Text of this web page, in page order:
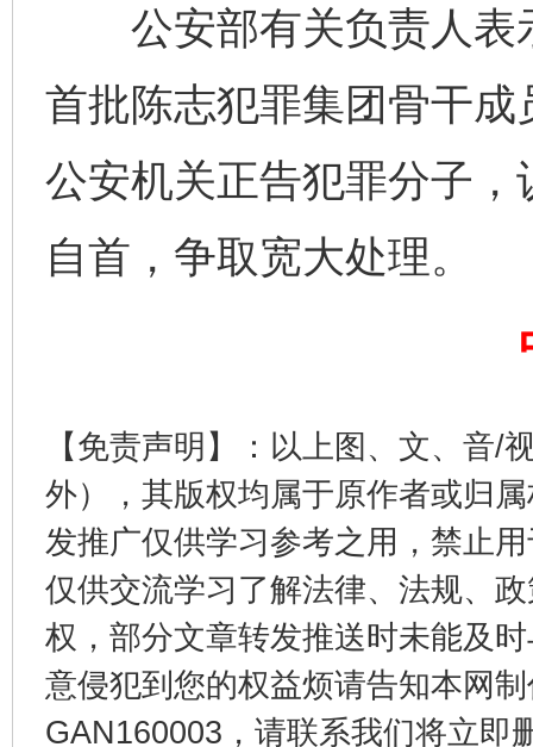
公安部有关负责人表
首批陈志犯罪集团骨干
公安机关正告犯罪分子
自首，争取宽大处理。
【免责声明】：以上图、文、音/
外），其版权均属于原作者或归
发推广仅供学习参考之用，禁止
仅供交流学习了解法律、法规、
权，部分文章转发推送时未能及
意侵犯到您的权益烦请告知本网
GAN160003，请联系我们将立即
完善运行机制助力责任有效落实
一批国家标准开始实施